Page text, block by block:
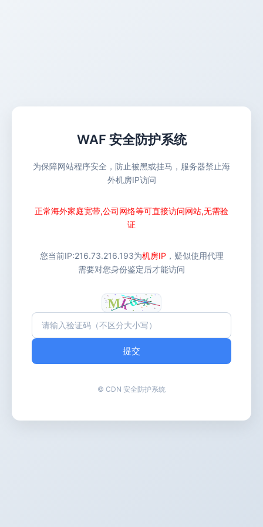
WAF 安全防护系统
为保障网站程序安全，防止被黑或挂马，服务器禁止海
外机房IP访问
正常海外家庭宽带,公司网络等可直接访问网站,无需验
证
您当前IP:216.73.216.193为机房IP ，疑似使用代理
需要对您身份鉴定后才能访问
提交
© CDN 安全防护系统